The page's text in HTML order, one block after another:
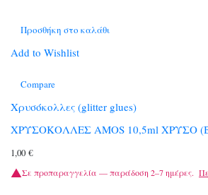
Προσθήκη στο καλάθι
Add to Wishlist
Compare
Χρυσόκολλες (glitter glues)
ΧΡΥΣΟΚΟΛΛΕΣ ΑΜΟS 10,5ml ΧΡΥΣΟ
1,00 €
Σε προπαραγγελία — παράδοση 2–7 ημέρες.